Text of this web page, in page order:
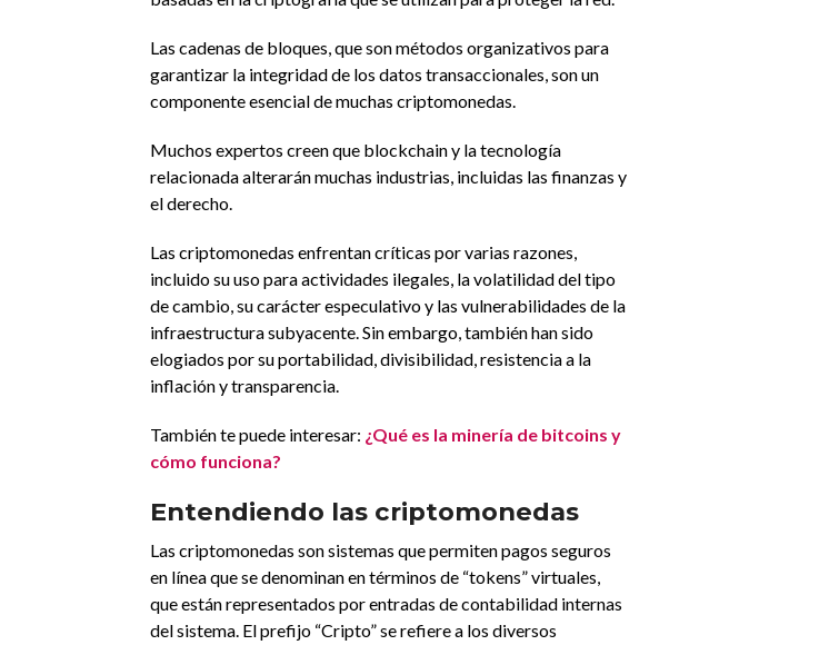
Las cadenas de bloques, que son métodos organizativos para
garantizar la integridad de los datos transaccionales, son un
componente esencial de muchas criptomonedas.
Muchos expertos creen que blockchain y la tecnología
relacionada alterarán muchas industrias, incluidas las finanzas y
el derecho.
Las criptomonedas enfrentan críticas por varias razones,
incluido su uso para actividades ilegales, la volatilidad del tipo
de cambio, su carácter especulativo y las vulnerabilidades de la
infraestructura subyacente. Sin embargo, también han sido
elogiados por su portabilidad, divisibilidad, resistencia a la
inflación y transparencia.
También te puede interesar: ¿Qué es la minería de bitcoins y
cómo funciona?
Entendiendo las criptomonedas
Las criptomonedas son sistemas que permiten pagos seguros
en línea que se denominan en términos de “tokens” virtuales,
que están representados por entradas de contabilidad internas
del sistema. El prefijo “Cripto” se refiere a los diversos